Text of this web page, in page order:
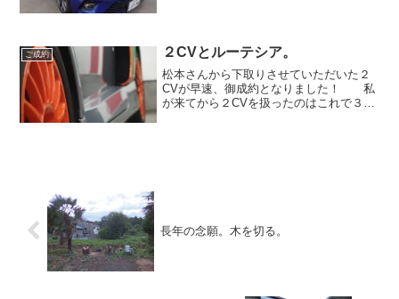
先日に商談準備をしていた...
ご成約 ２CVとルーテシア。
松本さんから下取りさせていただいた２
CVが早速、御成約となりました！ 私
が来てから２CVを扱ったのはこれで３度
長年の念願。木を切る。